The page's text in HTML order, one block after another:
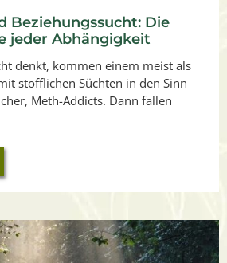
Beziehungssucht: Die
jeder Abhängigkeit
denkt, kommen einem meist als
stofflichen Süchten in den Sinn
Meth-Addicts. Dann fallen